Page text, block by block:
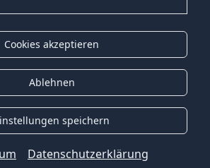
Cookies akzeptieren
Ablehnen
speichern
Datenschutzerklärung
Datenschutz
Impressum
Kontakt
Hinweis
Onyx Consulting GmbH